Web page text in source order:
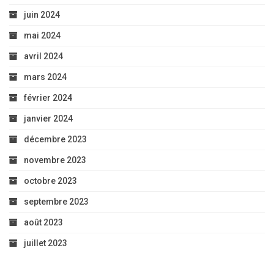
juin 2024
mai 2024
avril 2024
mars 2024
février 2024
janvier 2024
décembre 2023
novembre 2023
octobre 2023
septembre 2023
août 2023
juillet 2023